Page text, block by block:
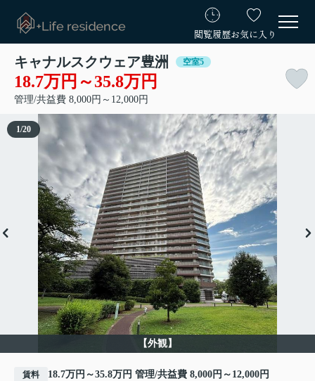
閲覧履歴お気に入り
キャナルスクウェア豊洲 空室5
18.7万円～35.8万円
管理/共益費 8,000円～12,000円
【外観】
1/20
賃料 18.7万円～35.8万円 管理/共益費 8,000円～12,000円